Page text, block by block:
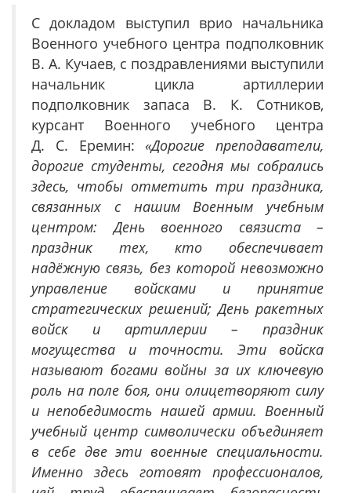
С докладом выступил врио начальника
Военного учебного центра подполковник
В. А. Кучаев, с поздравлениями выступили
начальник цикла артиллерии
подполковник запаса В. К. Сотников,
курсант Военного учебного центра
Д. С. Еремин:«Дорогие преподаватели,
дорогие студенты, сегодня мы собрались
здесь, чтобы отметить три праздника,
связанных с нашим Военным учебным
центром: День военного связиста –
праздник тех, кто обеспечивает
надёжную связь, без которой невозможно
управление войсками и принятие
стратегических решений; День ракетных
войск и артиллерии – праздник
могущества и точности. Эти войска
называют богами войны за их ключевую
роль на поле боя, они олицетворяют силу
и непобедимость нашей армии. Военный
учебный центр символически объединяет
в себе две эти военные специальности.
Именно здесь готовят профессионалов,